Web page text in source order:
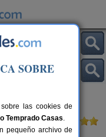
SOBRE
las cookies de
Temprado Casas.
pequeño archivo de